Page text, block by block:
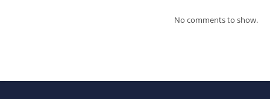
No comments to show.